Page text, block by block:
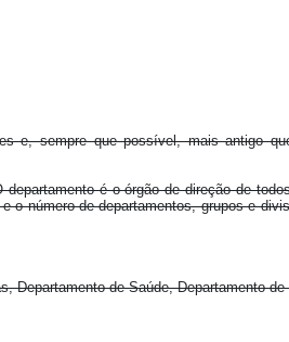
e, sempre que possível, mais antigo
é o órgão de direção de
número de departamentos, grupos e
Departamento de Saúde, Departamento